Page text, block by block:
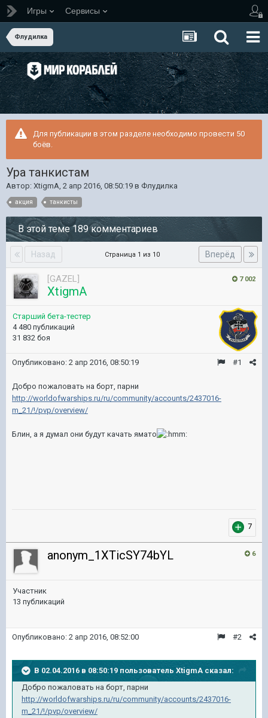
Игры Сервисы
Флудилка
Для публикации в этом разделе необходимо провести 50
боёв.
Ура танкистам
Автор: XtigmA, 2 апр 2016, 08:50:19 в Флудилка
акция танкисты
В этой теме 189 комментариев
Назад Вперёд
Страница 1 из 10
7 002
[GAZEL]
XtigmA
Старший бета-тестер
4 480 публикаций
31 832 боя
#1
Опубликовано: 2 апр 2016, 08:50:19
Добро пожаловать на борт, парни
http://worldofwarships.ru/ru/community/accounts/2437016-
m_21/!/pvp/overview/
Блин, а я думал они будут качать ямато
7
6
anonym_1XTicSY74bYL
Участник
13 публикаций
#2
Опубликовано: 2 апр 2016, 08:52:00
В 02.04.2016 в 08:50:19 пользователь XtigmA сказал:
Добро пожаловать на борт, парни
http://worldofwarships.ru/ru/community/accounts/2437016-
m_21/!/pvp/overview/